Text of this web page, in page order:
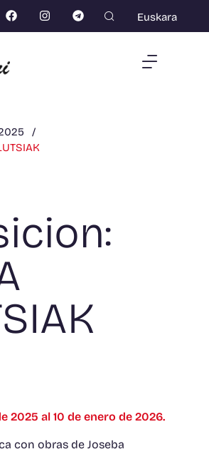
Euskara
/
2025 al 10 de enero de 2026.
con obras de Joseba